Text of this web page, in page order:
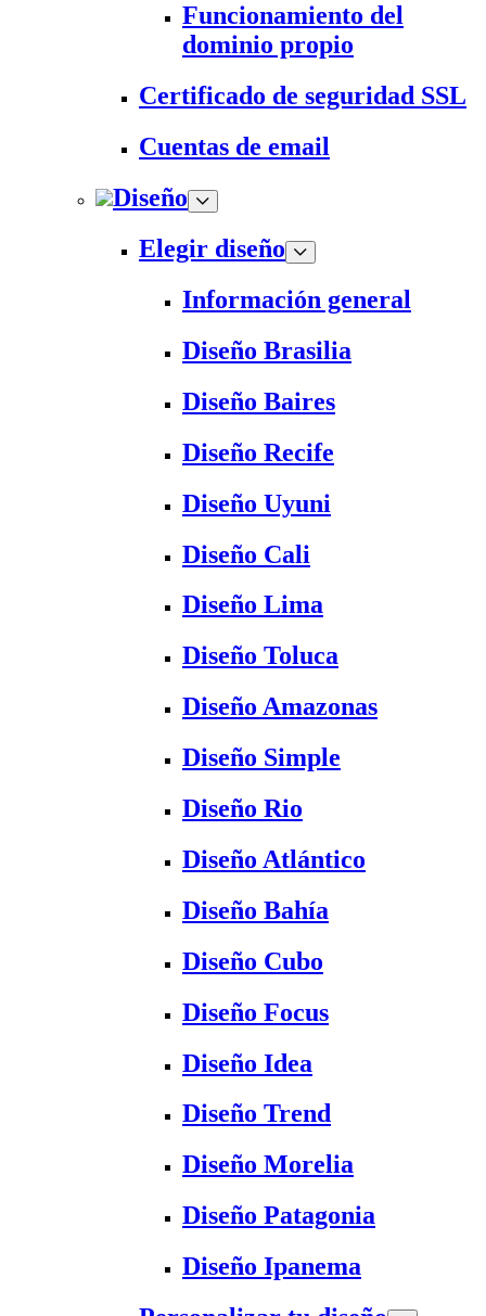
Funcionamiento del
dominio propio
Certificado de seguridad SSL
Cuentas de email
Diseño
Elegir diseño
Información general
Diseño Brasilia
Diseño Baires
Diseño Recife
Diseño Uyuni
Diseño Cali
Diseño Lima
Diseño Toluca
Diseño Amazonas
Diseño Simple
Diseño Rio
Diseño Atlántico
Diseño Bahía
Diseño Cubo
Diseño Focus
Diseño Idea
Diseño Trend
Diseño Morelia
Diseño Patagonia
Diseño Ipanema